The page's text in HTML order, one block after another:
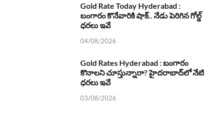
Gold Rate Today Hyderabad :
బంగారం కొనేవారికి షాక్.. నేడు పెరిగిన గోల్డ్
ధరలు ఇవే
04/08/2026
Gold Rates Hyderabad : బంగారం
కొనాలని చూస్తున్నారా? హైదరాబాద్‌లో నేటి
ధరలు ఇవే
03/08/2026